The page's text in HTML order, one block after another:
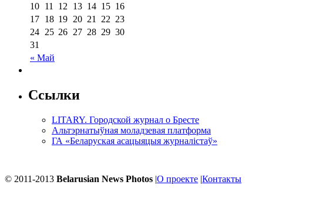
« Май
10 11 12 13 14 15 16
17 18 19 20 21 22 23
24 25 26 27 28 29 30
31
Ссылки
LITARY. Городской журнал о Бресте
Альтэрнатыўная моладзевая платформа
ГА «Беларуская асацыяцыя журналістаў»
© 2011-2013 Belarusian News Photos |О проекте |Контакты